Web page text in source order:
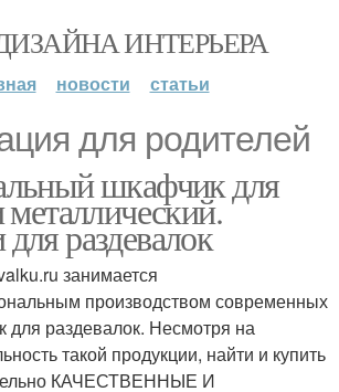
ИНТЕРЬЕРА
новости статьи
для родителей
шкафчик для
металлический.
раздевалок
занимается
производством современных
для раздевалок. Несмотря на
такой продукции, найти и купить
КАЧЕСТВЕННЫЕ И